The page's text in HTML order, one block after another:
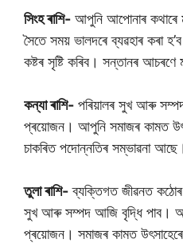
সিংহ ৰাশি- আপুনি আপোনাৰ কথাৰে
সৈতে সময় ভালদৰে ব্যৱহাৰ কৰা
কষ্টৰ সৃষ্টি কৰিব। সন্তানৰ আচৰণে
কন্যা ৰাশি- পৰিয়ালৰ সুখ আৰু
প্ৰয়োজন। আপুনি সমাজৰ কামত
চাকৰিত পদোন্নতিৰ সম্ভাৱনা আছে।
তুলা ৰাশি-ব্যক্তিগত জীৱনত কঠোৰ
সুখ আৰু সম্পদ আজি বৃদ্ধি পাব।
প্ৰয়োজন। সমাজৰ কামত